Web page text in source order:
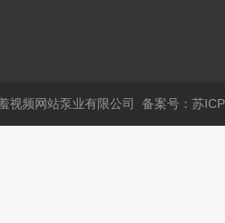
视频网站泵业有限公司 备案号：苏